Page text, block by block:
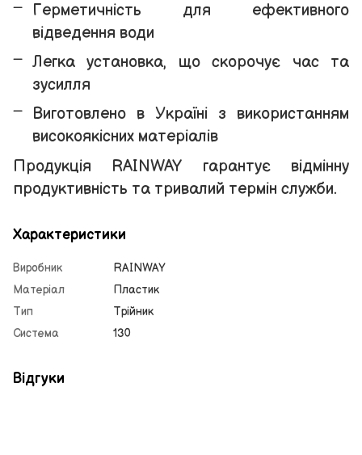
Герметичність для ефективного
відведення води
Легка установка, що скорочує час та
зусилля
Виготовлено в Україні з використанням
високоякісних матеріалів
Продукція RAINWAY гарантує відмінну
продуктивність та тривалий термін служби.
Характеристики
Виробник
RAINWAY
Матеріал
Пластик
Тип
Трійник
Система
130
Відгуки